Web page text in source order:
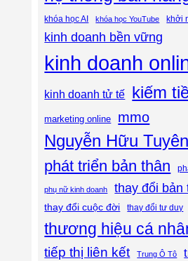
khóa học AI khóa học YouTube khởi
kinh doanh bền vững
kinh doanh
kinh doanh tử tế kiếm
marketing online mmo
Nguyễn Hữu Tuyên
phát triển bản thân
phụ nữ kinh doanh thay đổi bản
thay đổi cuộc đời thay đổi tư duy
thương hiệu cá
tiếp thị liên kết Trung Ô Tô